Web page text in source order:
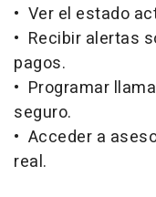
• Ver el estado
• Recibir alertas
pagos.
• Programar
seguro.
• Acceder a
real.